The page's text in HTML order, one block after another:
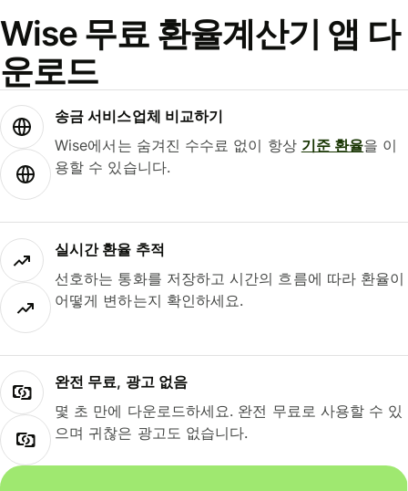
Wise 무료 환율계산기 앱 다
운로드
송금 서비스업체 비교하기
Wise에서는 숨겨진 수수료 없이 항상 기준 환율을 이
용할 수 있습니다.
실시간 환율 추적
선호하는 통화를 저장하고 시간의 흐름에 따라 환율이
어떻게 변하는지 확인하세요.
완전 무료, 광고 없음
몇 초 만에 다운로드하세요. 완전 무료로 사용할 수 있
으며 귀찮은 광고도 없습니다.